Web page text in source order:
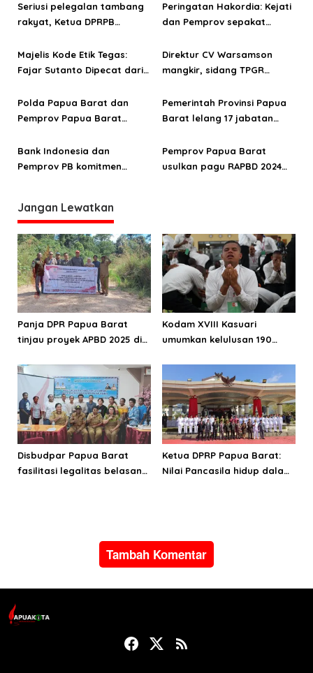
i
o
s
Seriusi pelegalan tambang
rakyat, Ketua DPRPB
Menko Perekonomian dan
Menteri ESDM
Peringatan Hakordia: Kejati
dan Pemprov sepakat
sosial bagi pelaku tindak
pidana
Majelis Kode Etik Tegas:
Fajar Sutanto Dipecat dari
Direktur CV Warsamson
mangkir, sidang TPGR
pemeriksaan kasus
kekurangan Rp261 Juta
Polda Papua Barat dan
Pemprov Papua Barat
kesepahaman peningkatan
produktivitas pertanian
Pemerintah Provinsi Papua
Barat lelang 17 jabatan
Bank Indonesia dan
Pemprov PB komitmen
Pemprov Papua Barat
usulkan pagu RAPBD 2024
Jangan Lewatkan
Panja DPR Papua Barat
tinjau proyek APBD 2025 di
Bintuni
Kodam XVIII Kasuari
umumkan kelulusan 190
Disbudpar Papua Barat
fasilitasi legalitas belasan
Ketua DPRP Papua Barat:
Nilai Pancasila hidup dalam
Tambah Komentar